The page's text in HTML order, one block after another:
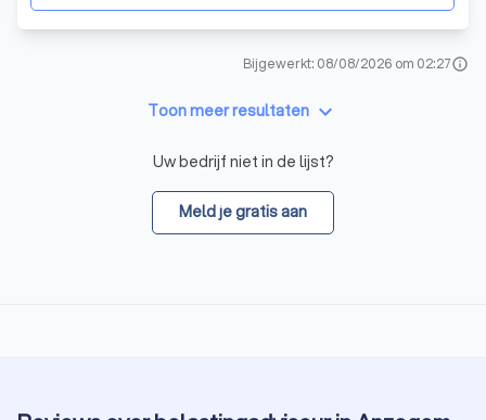
Bijgewerkt: 08/08/2026 om 02:27info
Toon meer resultaten keyboard_arrow_down
Uw bedrijf niet in de lijst?
Meld je gratis aan